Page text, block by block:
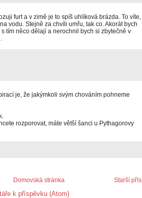
furt a v zimě je to spíš uhlíková brázda. To víte,
vodu. Stejně za chvíli umřu, tak co. Akorát bych
tím něco dělají a nerochnil bych si zbytečně v
je, že jakýmkoli svým chováním pohneme
rozporovat, máte větší šanci u Pythagorovy
Starší
Domovská stránka
k příspěvku (Atom)